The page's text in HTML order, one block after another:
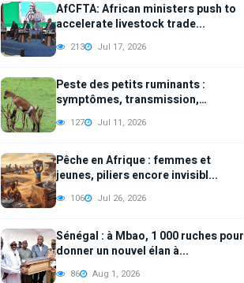
AfCFTA: African ministers push to
accelerate livestock trade...
213 Jul 17, 2026
Peste des petits ruminants :
symptômes, transmission,
diagno...
127 Jul 11, 2026
Pêche en Afrique : femmes et
jeunes, piliers encore invisibl...
106 Jul 26, 2026
Sénégal : à Mbao, 1 000 ruches pour
donner un nouvel élan à...
86 Aug 1, 2026